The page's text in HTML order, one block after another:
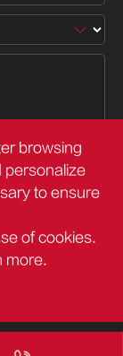
los derechos
browsing
personalize
to ensure
of cookies.
more.